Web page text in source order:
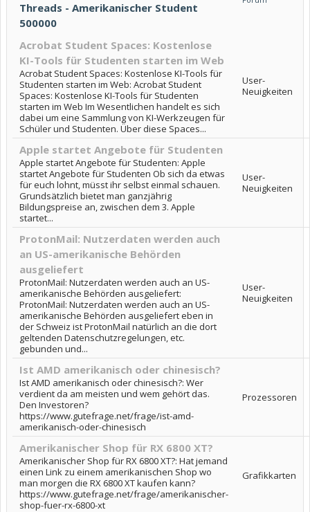
Threads - Amerikanischer Student
500000
Acrobat Student Spaces: Kostenlose
KI-Tools für Studenten starten im Web
Acrobat Student Spaces: Kostenlose KI-Tools für
Studenten starten im Web: Acrobat Student
Spaces: Kostenlose KI-Tools für Studenten
starten im Web Im Wesentlichen handelt es sich
dabei um eine Sammlung von KI-Werkzeugen für
Schüler und Studenten. Über diese Spaces...
User-
Neuigkeiten
Apple startet Angebote für Studenten
Apple startet Angebote für Studenten: Apple
startet Angebote für Studenten Ob sich da etwas
für euch lohnt, müsst ihr selbst einmal schauen.
Grundsätzlich bietet man ganzjährig
Bildungspreise an, zwischen dem 3. Apple
startet...
User-
Neuigkeiten
ProtonMail: Nutzerdaten werden auch
an US-amerikanische Behörden
ausgeliefert
ProtonMail: Nutzerdaten werden auch an US-
amerikanische Behörden ausgeliefert:
ProtonMail: Nutzerdaten werden auch an US-
amerikanische Behörden ausgeliefert eben in
der Schweiz ist ProtonMail natürlich an die dort
geltenden Datenschutzregelungen, etc.
gebunden und...
User-
Neuigkeiten
Ist AMD amerikanisch oder chinesisch?
Ist AMD amerikanisch oder chinesisch?: Wer
verdient da am meisten und wem gehört das.
Den Investoren?
https://www.gutefrage.net/frage/ist-amd-
amerikanisch-oder-chinesisch
Prozessoren
Amerikanischer Shop für RX 6800 XT?
Amerikanischer Shop für RX 6800 XT?: Hat jemand
einen Link zu einem amerikanischen Shop wo
man morgen die RX 6800 XT kaufen kann?
https://www.gutefrage.net/frage/amerikanischer-
shop-fuer-rx-6800-xt
Grafikkarten